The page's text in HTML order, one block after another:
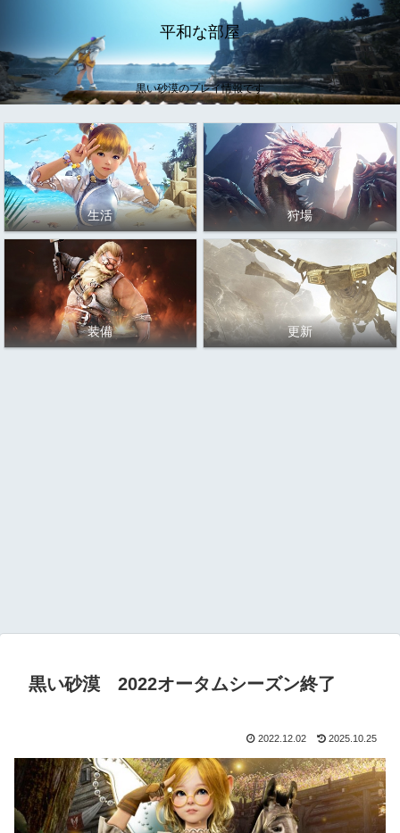
平和な部屋
黒い砂漠のプレイ情報です
生活 狩場
装備 更新
黒い砂漠 2022オータムシーズン終了
2022.12.02 2025.10.25